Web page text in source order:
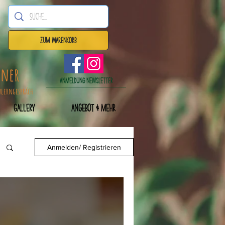
Anmeldung Newsletter
Zum Warenkorb
Gallery Angebot & mehr
Anmelden/ Registrieren